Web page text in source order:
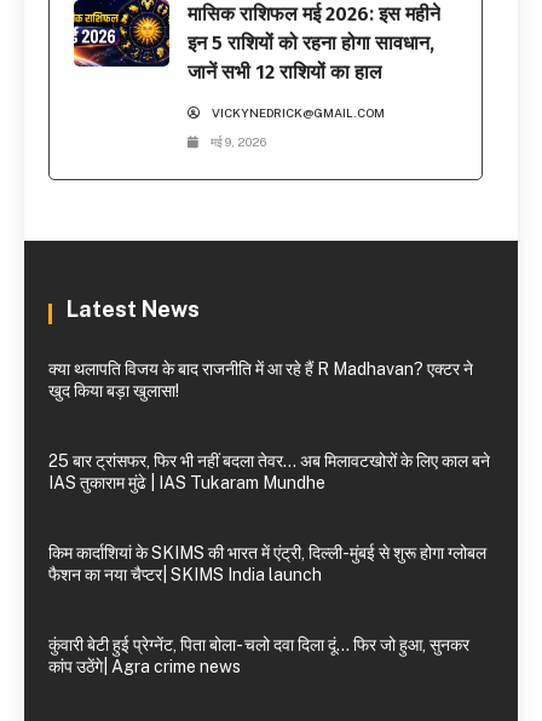
मासिक राशिफल मई 2026: इस महीने
इन 5 राशियों को रहना होगा सावधान,
जानें सभी 12 राशियों का हाल
VICKYNEDRICK@GMAIL.COM
मई 9, 2026
Latest News
क्या थलापति विजय के बाद राजनीति में आ रहे हैं R Madhavan? एक्टर ने
खुद किया बड़ा खुलासा!
25 बार ट्रांसफर, फिर भी नहीं बदला तेवर… अब मिलावटखोरों के लिए काल बने
IAS तुकाराम मुंढे | IAS Tukaram Mundhe
किम कार्दाशियां के SKIMS की भारत में एंट्री, दिल्ली-मुंबई से शुरू होगा ग्लोबल
फैशन का नया चैप्टर| SKIMS India launch
कुंवारी बेटी हुई प्रेग्नेंट, पिता बोला- चलो दवा दिला दूं… फिर जो हुआ, सुनकर
कांप उठेंगे| Agra crime news